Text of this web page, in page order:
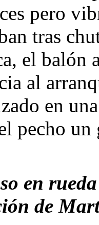
pero
tras
el balón
al
en
pecho un
en
de